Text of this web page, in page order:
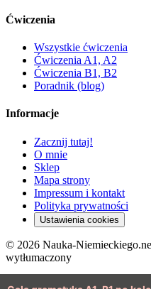
Ćwiczenia
Wszystkie ćwiczenia
Ćwiczenia A1, A2
Ćwiczenia B1, B2
Poradnik (blog)
Informacje
Zacznij tutaj!
O mnie
Sklep
Mapa strony
Impressum i kontakt
Polityka prywatności
Ustawienia cookies
© 2026 Nauka-
wytłumaczony
YouTube Instagram